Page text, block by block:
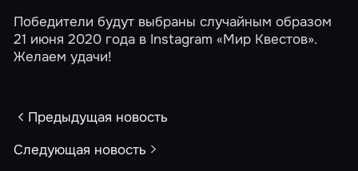
Победители будут выбраны случайным образом
21 июня 2020 года в Instagram«Мир Квестов».
Желаем удачи!
Предыдущая новость
Следующая новость